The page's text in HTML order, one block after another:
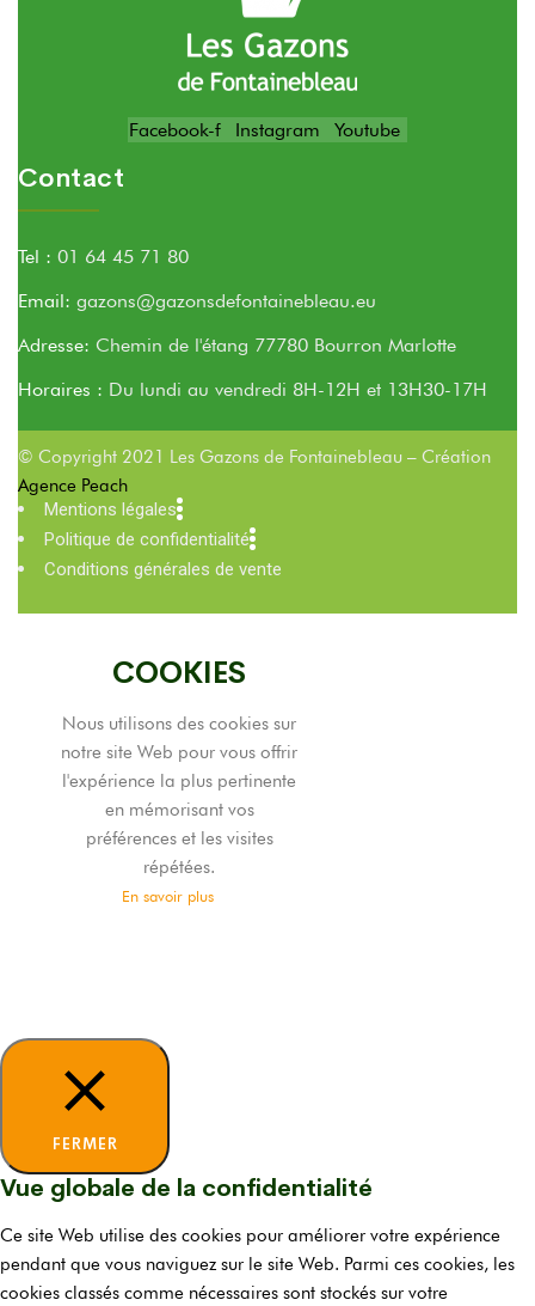
Facebook-f Instagram Youtube
Contact
Tel : 01 64 45 71 80
Email: gazons@gazonsdefontainebleau.eu
Adresse: Chemin de l'étang 77780 Bourron Marlotte
Horaires : Du lundi au vendredi 8H-12H et 13H30-17H
© Copyright 2021 Les Gazons de Fontainebleau – Création
Agence Peach
Mentions légales
Politique de confidentialité
Conditions générales de vente
COOKIES
Nous utilisons des cookies sur
notre site Web pour vous offrir
l'expérience la plus pertinente
en mémorisant vos
préférences et les visites
répétées.
En savoir plus
FERMER
Vue globale de la confidentialité
Ce site Web utilise des cookies pour améliorer votre expérience
pendant que vous naviguez sur le site Web. Parmi ces cookies, les
cookies classés comme nécessaires sont stockés sur votre